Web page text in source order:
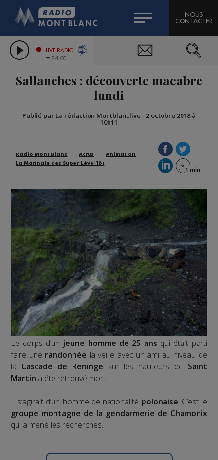
LES CHRONIQUES DE L'EXPERT
CITIZEN MACHINERY
GRAND MASSIF DOMAINES SKIABLES
BIGARD
COMPAGNIE DU MONT-BLANC
NOUS
CONTACTER
LIVE RADIO
94.60
Sallanches : découverte macabre
lundi
Publié par La rédaction Montblanclive - 2 octobre 2018 à
10h11
Radio Mont Blanc Actus
Animation
La Matinale des Super Lève-Tôt
Le corps d’un jeune homme de 25 ans qui était parti
faire une randonnée la veille avec un ami au niveau de
la Cascade de Reninge sur les hauteurs de Saint
Martin a été retrouvé mort.
Il s’agirait d’un homme de nationalité polonaise. C’est le
groupe montagne de la gendarmerie de Chamonix
qui a mené les recherches.